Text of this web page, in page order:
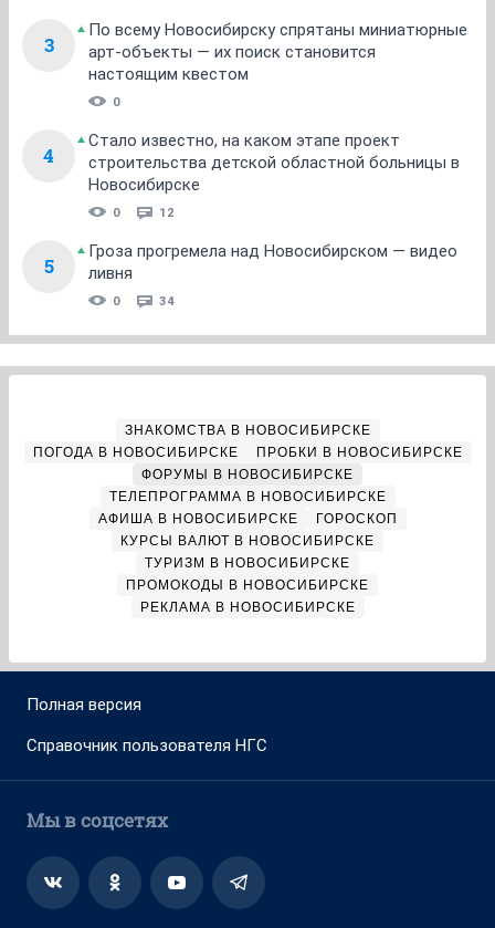
3
По всему Новосибирску спрятаны миниатюрные
арт-объекты — их поиск становится
настоящим квестом
0
4
Стало известно, на каком этапе проект
строительства детской областной больницы в
Новосибирске
0 12
5
Гроза прогремела над Новосибирском — видео
ливня
0 34
ЗНАКОМСТВА В НОВОСИБИРСКЕ
ПОГОДА В НОВОСИБИРСКЕ
ПРОБКИ В НОВОСИБИРСКЕ
ФОРУМЫ В НОВОСИБИРСКЕ
ТЕЛЕПРОГРАММА В НОВОСИБИРСКЕ
АФИША В НОВОСИБИРСКЕ
ГОРОСКОП
КУРСЫ ВАЛЮТ В НОВОСИБИРСКЕ
ТУРИЗМ В НОВОСИБИРСКЕ
ПРОМОКОДЫ В НОВОСИБИРСКЕ
РЕКЛАМА В НОВОСИБИРСКЕ
Полная версия
Справочник пользователя НГС
Мы в соцсетях